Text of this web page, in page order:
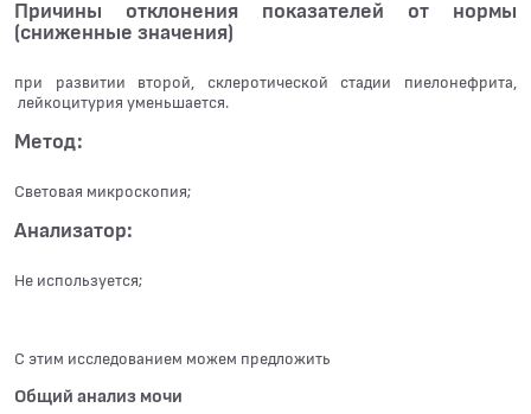
Причины отклонения показателей от нормы
(сниженные значения)
при развитии второй, склеротической стадии пиелонефрита,
лейкоцитурия уменьшается.
Метод:
Световая микроскопия;
Анализатор:
Не используется;
С этим исследованием можем предложить
Общий анализ мочи